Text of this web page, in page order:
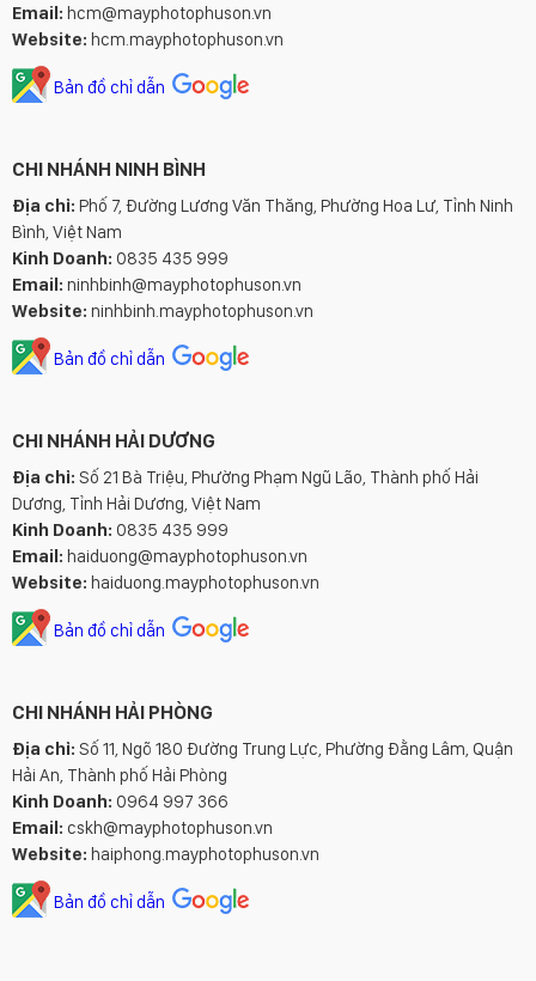
Email: hcm@mayphotophuson.vn
Website: hcm.mayphotophuson.vn
Bản đồ chỉ dẫn
CHI NHÁNH NINH BÌNH
Địa chỉ: Phố 7, Đường Lương Văn Thăng, Phường Hoa Lư, Tỉnh Ninh
Bình, Việt Nam
Kinh Doanh: 0835 435 999
Email: ninhbinh@mayphotophuson.vn
Website: ninhbinh.mayphotophuson.vn
Bản đồ chỉ dẫn
CHI NHÁNH HẢI DƯƠNG
Địa chỉ: Số 21 Bà Triệu, Phường Phạm Ngũ Lão, Thành phố Hải
Dương, Tỉnh Hải Dương, Việt Nam
Kinh Doanh: 0835 435 999
Email: haiduong@mayphotophuson.vn
Website: haiduong.mayphotophuson.vn
Bản đồ chỉ dẫn
CHI NHÁNH HẢI PHÒNG
Địa chỉ: Số 11, Ngõ 180 Đường Trung Lực, Phường Đằng Lâm, Quận
Hải An, Thành phố Hải Phòng
Kinh Doanh: 0964 997 366
Email: cskh@mayphotophuson.vn
Website: haiphong.mayphotophuson.vn
Bản đồ chỉ dẫn